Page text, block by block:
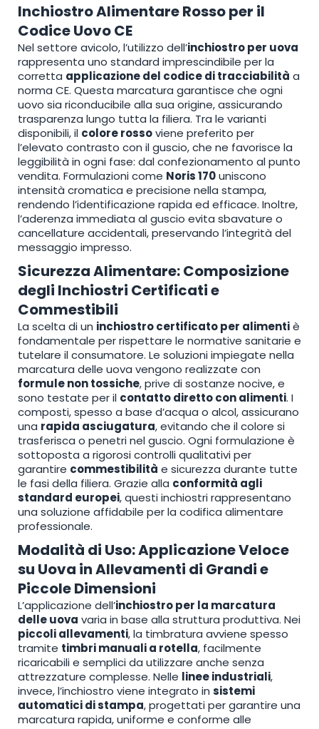
Inchiostro Alimentare Rosso per il
Codice Uovo CE
Nel settore avicolo, l’utilizzo dell’inchiostro per uova
rappresenta uno standard imprescindibile per la
corretta applicazione del codice di tracciabilità a
norma CE. Questa marcatura garantisce che ogni
uovo sia riconducibile alla sua origine, assicurando
trasparenza lungo tutta la filiera. Tra le varianti
disponibili, il colore rossoviene preferito per
l’elevato contrasto con il guscio, che ne favorisce la
leggibilità in ogni fase: dal confezionamento al punto
vendita. Formulazioni come Noris 170uniscono
intensità cromatica e precisione nella stampa,
rendendo l’identificazione rapida ed efficace. Inoltre,
l’aderenza immediata al guscio evita sbavature o
cancellature accidentali, preservando l’integrità del
messaggio impresso.
Sicurezza Alimentare: Composizione
degli Inchiostri Certificati e
Commestibili
La scelta di un inchiostro certificato per alimentiè
fondamentale per rispettare le normative sanitarie e
tutelare il consumatore. Le soluzioni impiegate nella
marcatura delle uova vengono realizzate con
formule non tossiche, prive di sostanze nocive, e
sono testate per il contatto diretto con alimenti. I
composti, spesso a base d’acqua o alcol, assicurano
una rapida asciugatura, evitando che il colore si
trasferisca o penetri nel guscio. Ogni formulazione è
sottoposta a rigorosi controlli qualitativi per
garantire commestibilità e sicurezza durante tutte
le fasi della filiera. Grazie alla conformità agli
standard europei, questi inchiostri rappresentano
una soluzione affidabile per la codifica alimentare
professionale.
Modalità di Uso: Applicazione Veloce
su Uova in Allevamenti di Grandi e
Piccole Dimensioni
L’applicazione dell’inchiostro per la marcatura
delle uova varia in base alla struttura produttiva. Nei
piccoli allevamenti, la timbratura avviene spesso
tramite timbri manuali a rotella, facilmente
ricaricabili e semplici da utilizzare anche senza
attrezzature complesse. Nelle linee industriali,
invece, l’inchiostro viene integrato in sistemi
automatici di stampa, progettati per garantire una
marcatura rapida, uniforme e conforme alle